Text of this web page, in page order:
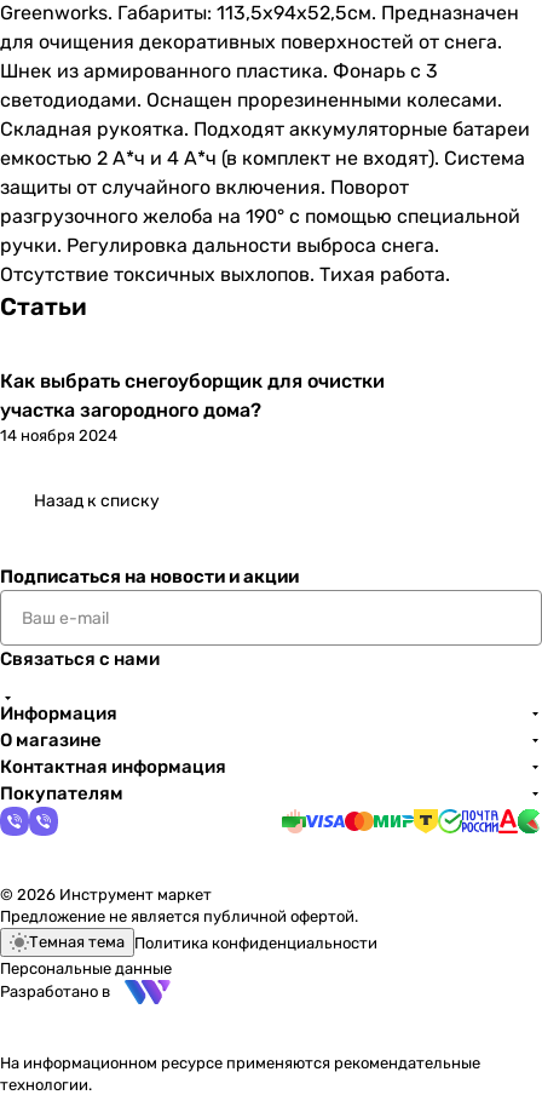
Greenworks. Габариты: 113,5х94х52,5см. Предназначен
для очищения декоративных поверхностей от снега.
Шнек из армированного пластика. Фонарь с 3
светодиодами. Оснащен прорезиненными колесами.
Складная рукоятка. Подходят аккумуляторные батареи
емкостью 2 А*ч и 4 А*ч (в комплект не входят). Система
защиты от случайного включения. Поворот
разгрузочного желоба на 190° с помощью специальной
ручки. Регулировка дальности выброса снега.
Отсутствие токсичных выхлопов. Тихая работа.
Статьи
Как выбрать снегоуборщик для очистки
участка загородного дома?
14 ноября 2024
Назад к списку
Подписаться на новости и акции
Связаться с нами
Информация
О магазине
Контактная информация
Покупателям
© 2026 Инструмент маркет
Предложение не является публичной офертой.
Темная тема Политика конфиденциальности
Персональные данные
Разработано в
На информационном ресурсе применяются рекомендательные
технологии.